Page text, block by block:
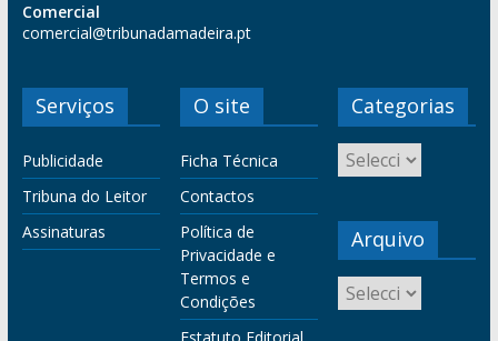
Comercial
comercial@tribunadamadeira.pt
Serviços
Publicidade
Tribuna do Leitor
Assinaturas
O site
Ficha Técnica
Contactos
Política de
Privacidade e
Termos e
Condições
Categorias
Arquivo